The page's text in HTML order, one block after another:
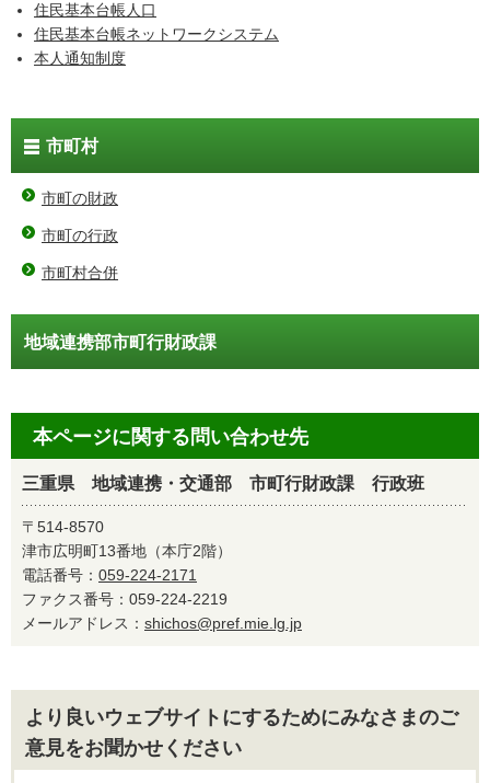
住民基本台帳人口
住民基本台帳ネットワークシステム
本人通知制度
市町村
市町の財政
市町の行政
市町村合併
地域連携部市町行財政課
本ページに関する問い合わせ先
三重県 地域連携・交通部 市町行財政課 行政班
〒514-8570
津市広明町13番地（本庁2階）
電話番号： 059-224-2171
ファクス番号：059-224-2219
メールアドレス： shichos@pref.mie.lg.jp
より良いウェブサイトにするためにみなさまのご
意見をお聞かせください